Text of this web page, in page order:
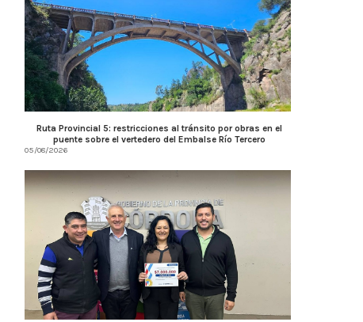
Ruta Provincial 5: restricciones al tránsito por obras en el
puente sobre el vertedero del Embalse Río Tercero
05/08/2026